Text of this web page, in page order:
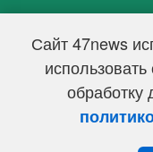
Сайт 47news
обработку
47 новостей (47
Свидетельство о
Федеральной службой
информационных